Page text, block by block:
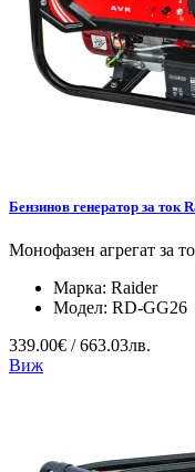
Бензинов генератор за ток
Монофазен агрегат за
Марка: Raider
Модел: RD-GG26
339.00€ / 663.03лв.
Виж